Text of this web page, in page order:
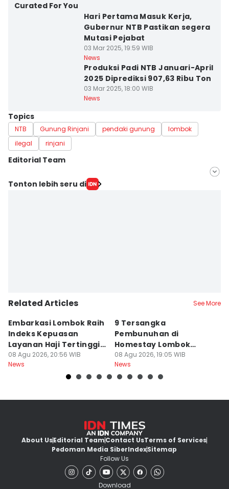
Curated For You
Hari Pertama Masuk Kerja,
Gubernur NTB Pastikan segera
Mutasi Pejabat
03 Mar 2025, 19:59 WIB
News
Produksi Padi NTB Januari-April
2025 Diprediksi 907,63 Ribu Ton
03 Mar 2025, 18:00 WIB
News
Topics
NTB Gunung Rinjani pendaki gunung
lombok
ilegal
rinjani
Editorial Team
Editor
Tonton lebih seru di
Related Articles See More
Embarkasi Lombok Raih
Indeks Kepuasan
Layanan Haji Tertinggi
Nasional
08 Agu 2026, 20:56 WIB
News
9 Tersangka
Pembunuhan di
Homestay Lombok
Barat Dilimpahkan ke
Jaksa
08 Agu 2026, 19:05 WIB
News
About UsEditorial TeamContact UsTerms of Services
Pedoman Media SiberIndexSitemap
Follow Us
Download